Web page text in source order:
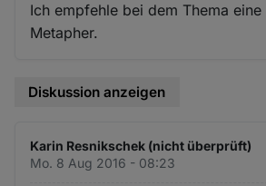
Ich empfehle bei dem Thema eine
Metapher.
Diskussion anzeigen
Karin Resnikschek (nicht überprüft)
Mo. 8 Aug 2016 - 08:23